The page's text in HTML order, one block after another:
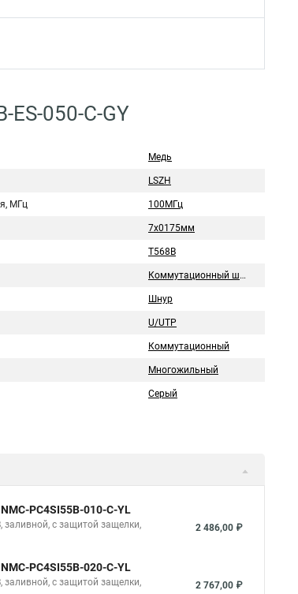
ES-050-C-GY
Медь
LSZH
МГц 100МГц
7x0175мм
T568B
Коммутационный шнур
Шнур
U/UTP
Коммутационный
Многожильный
Серый
PC4SI55B-010-C-YL
с защитой защелки,
2 486,00 ₽
PC4SI55B-020-C-YL
с защитой защелки,
2 767,00 ₽